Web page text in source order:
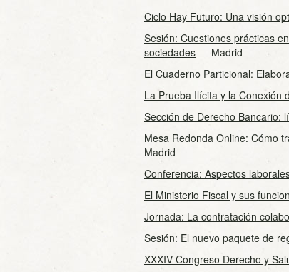
Ciclo Hay Futuro: Una visión
Sesión: Cuestiones prácticas
sociedades — Madrid
El Cuaderno Particional:
La Prueba Ilícita y la Conexión
Sección de Derecho Bancario:
Mesa Redonda Online: Cómo
Madrid
Conferencia: Aspectos
El Ministerio Fiscal y sus
Jornada: La contratación
Sesión: El nuevo paquete de
XXXIV Congreso Derecho y